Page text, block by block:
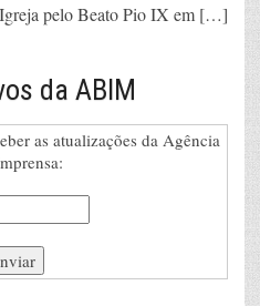
pelo Beato Pio IX em […]
da ABIM
as atualizações da Agência